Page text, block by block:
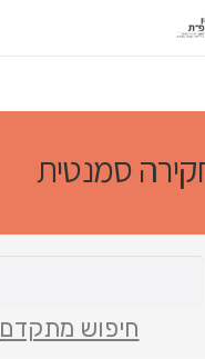
סמנטית
חיפוש מתקדם